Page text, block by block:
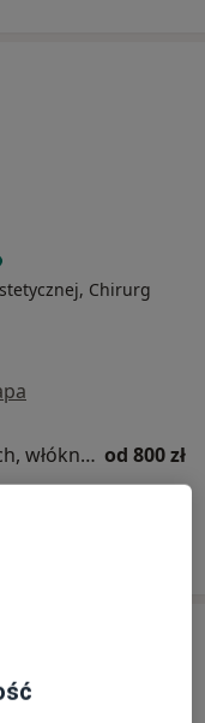
Chirurg
Wycięcie znamion barwnikowych, włókniaków, brodawek, zmian skórnych od 800 zł
Specjalista nie oferuje umawiania online pod tym adresem.